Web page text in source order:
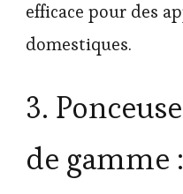
efficace pour des
domestiques.
3.
de gamme